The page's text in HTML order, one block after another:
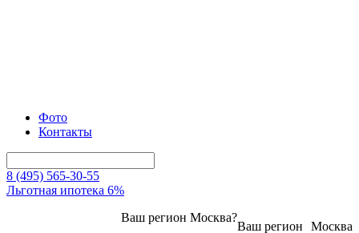
Фото
Контакты
8 (495) 565-30-55
Льготная ипотека 6%
Москва
Ваш регион
Ваш регион Москва?